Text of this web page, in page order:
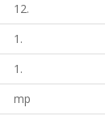
12.
1.
1.
mp